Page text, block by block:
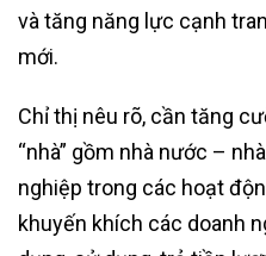
và tăng năng lực cạnh
mới.
Chỉ thị nêu rõ, cần tăng
“nhà” gồm nhà nước –
nghiệp trong các hoạt
khuyến khích các doanh